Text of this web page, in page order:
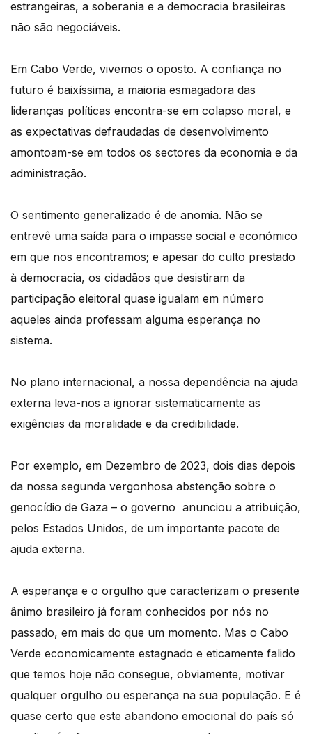
estrangeiras, a soberania e a democracia brasileiras
não são negociáveis.
Em Cabo Verde, vivemos o oposto. A confiança no
futuro é baixíssima, a maioria esmagadora das
lideranças políticas encontra-se em colapso moral, e
as expectativas defraudadas de desenvolvimento
amontoam-se em todos os sectores da economia e da
administração.
O sentimento generalizado é de anomia. Não se
entrevê uma saída para o impasse social e económico
em que nos encontramos; e apesar do culto prestado
à democracia, os cidadãos que desistiram da
participação eleitoral quase igualam em número
aqueles ainda professam alguma esperança no
sistema.
No plano internacional, a nossa dependência na ajuda
externa leva-nos a ignorar sistematicamente as
exigências da moralidade e da credibilidade.
Por exemplo, em Dezembro de 2023, dois dias depois
da nossa segunda vergonhosa abstenção sobre o
genocídio de Gaza – o governo anunciou a atribuição,
pelos Estados Unidos, de um importante pacote de
ajuda externa.
A esperança e o orgulho que caracterizam o presente
ânimo brasileiro já foram conhecidos por nós no
passado, em mais do que um momento. Mas o Cabo
Verde economicamente estagnado e eticamente falido
que temos hoje não consegue, obviamente, motivar
qualquer orgulho ou esperança na sua população. E é
quase certo que este abandono emocional do país só